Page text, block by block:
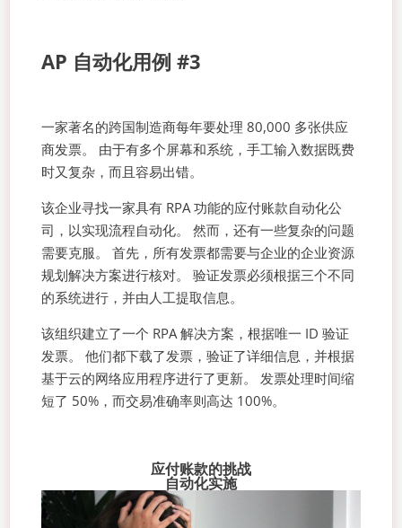
AP 自动化用例 #3
一家著名的跨国制造商每年要处理 80,000 多张供应
商发票。 由于有多个屏幕和系统，手工输入数据既费
时又复杂，而且容易出错。
该企业寻找一家具有 RPA 功能的应付账款自动化公
司，以实现流程自动化。 然而，还有一些复杂的问题
需要克服。 首先，所有发票都需要与企业的企业资源
规划解决方案进行核对。 验证发票必须根据三个不同
的系统进行，并由人工提取信息。
该组织建立了一个 RPA 解决方案，根据唯一 ID 验证
发票。 他们都下载了发票，验证了详细信息，并根据
基于云的网络应用程序进行了更新。 发票处理时间缩
短了 50%，而交易准确率则高达 100%。
应付账款的挑战
自动化实施